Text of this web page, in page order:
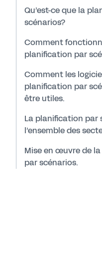
Qu’est-ce que la
scénarios?
Comment
planification par
Comment les
planification par
être utiles.
La planification par
l’ensemble des
Mise en œuvre de
par scénarios.